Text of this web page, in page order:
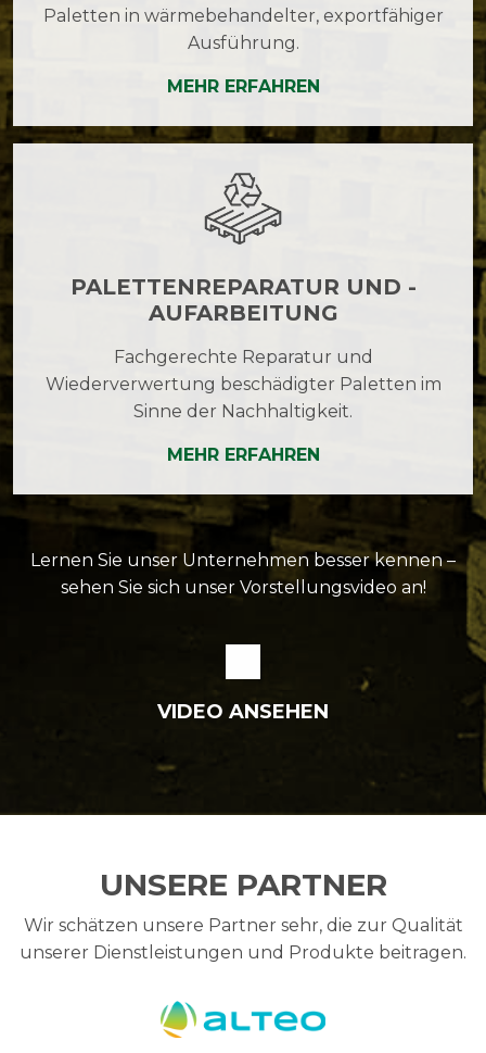
Paletten in wärmebehandelter, exportfähiger
Ausführung.
MEHR ERFAHREN
PALETTENREPARATUR UND -
AUFARBEITUNG
Fachgerechte Reparatur und
Wiederverwertung beschädigter Paletten im
Sinne der Nachhaltigkeit.
MEHR ERFAHREN
Lernen Sie unser Unternehmen besser kennen –
sehen Sie sich unser Vorstellungs­video an!
VIDEO ANSEHEN
UNSERE PARTNER
Wir schätzen unsere Partner sehr, die zur Qualität
unserer Dienstleistungen und Produkte beitragen.